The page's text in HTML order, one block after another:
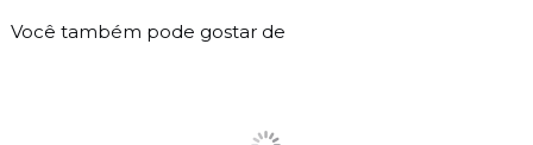
Você também pode gostar de